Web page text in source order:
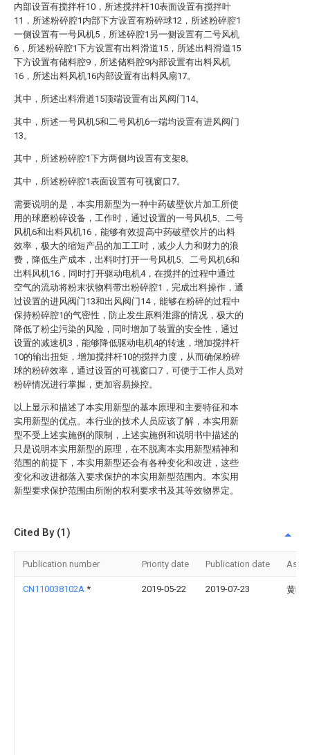
内部设置有搅拌杆10，所述搅拌杆10表面设置有搅拌叶
11，所述粉碎腔1内部下方设置有粉碎球12，所述粉碎腔1
一侧设置有一号风机5，所述碎腔1另一侧设置有二号风机
6，所述粉碎腔1下方设置有出料滑道15，所述出料滑道15
下方设置有储料腔9，所述储料腔9内部设置有出料风机
16，所述出料风机16内部设置有出料风扇17。
其中，所述出料滑道15顶端设置有出风阀门14。
其中，所述一号风机5和二号风机6一端均设置有进风阀门
13。
其中，所述粉碎腔1下方两侧均设置有支架8。
其中，所述粉碎腔1表面设置有可视窗口7。
需要说明的是，本实用新型为一种中药破壁饮片加工所使
用的球磨粉碎设备，工作时，通过设置的一号风机5、二号
风机6和出料风机16，能够有效提高中药破壁饮片的出料
效率，极大的缩短产品的加工工时，减少人力和财力的浪
费，降低生产成本，出料时打开一号风机5、二号风机6和
出料风机16，同时打开驱动电机4，在搅拌的过程中通过
空气的流动将粉末状物料带出粉碎腔1，完成出料操作，通
过设置的进风阀门13和出风阀门14，能够在粉碎的过程中
保持粉碎腔1的气密性，防止发生原料泄露的情况，极大的
降低了粉尘污染的风险，同时增加了装置的安全性，通过
设置的减速机3，能够降低驱动电机4的转速，增加搅拌杆
10的输出扭矩，增加搅拌杆10的搅拌力度，从而确保粉碎
球的粉碎效率，通过设置的可视窗口7，可便于工作人员对
粉碎情况进行掌握，更加容易操控。
以上显示和描述了本实用新型的基本原理和主要特征和本
实用新型的优点。本行业的技术人员应该了解，本实用新
型不受上述实施例的限制，上述实施例和说明书中描述的
只是说明本实用新型的原理，在不脱离本实用新型精神和
范围的前提下，本实用新型还会有各种变化和改进，这些
变化和改进都落入要求保护的本实用新型范围内。本实用
新型要求保护范围由所附的权利要求书及其等效物界定。
Cited By (1)
Publication number Priority date Publication date
CN110038102A * 2019-05-22 2019-07-23 黄晓